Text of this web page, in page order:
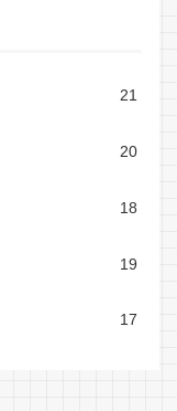
21
20
18
19
17